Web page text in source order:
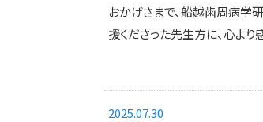
おかげさまで、船越歯周病学
援くださった先生方に、心よ
2025.07.30